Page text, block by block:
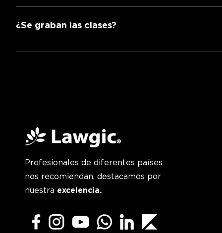
En Lawgic® usamos Zoom para los eventos en vivo
¿Se graban las clases?
¡SÍ! Todas nuestras clases se graban
Profesionales de diferentes países
nos recomiendan, destacamos por
nuestra excelencia.